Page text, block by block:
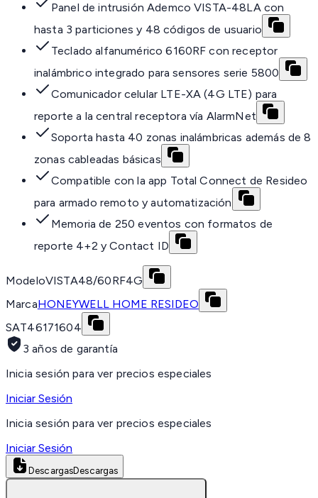
Panel de intrusión Ademco VISTA-48LA con
hasta 3 particiones y 48 códigos de usuario
Teclado alfanumérico 6160RF con receptor
inalámbrico integrado para sensores serie 5800
Comunicador celular LTE-XA (4G LTE) para
reporte a la central receptora vía AlarmNet
Soporta hasta 40 zonas inalámbricas además de 8
zonas cableadas básicas
Compatible con la app Total Connect de Resideo
para armado remoto y automatización
Memoria de 250 eventos con formatos de
reporte 4+2 y Contact ID
ModeloVISTA48/60RF4G
MarcaHONEYWELL HOME RESIDEO
SAT46171604
3 años de garantía
Inicia sesión para ver precios especiales
Iniciar Sesión
Inicia sesión para ver precios especiales
Iniciar Sesión
DescargasDescargas